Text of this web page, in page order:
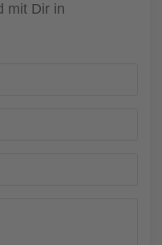
mit Dir in